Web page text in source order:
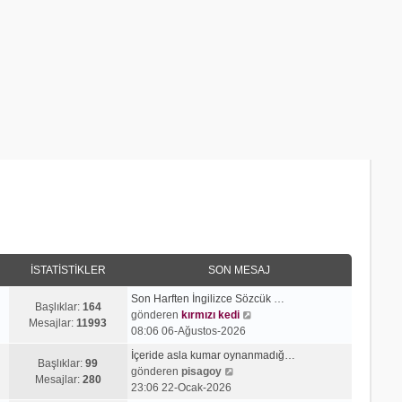
İSTATISTIKLER SON MESAJ
Başlıklar: 164
Mesajlar:11993
Son Harften İngilizce Sözcük …
gönderen kırmızı kedi
m
08:06 06-Ağustos-2026
Başlıklar:99
Mesajlar: 280
İçeride asla kumar oynanmadığ…
gönderen pisagoy
23:06 22-Ocak-2026